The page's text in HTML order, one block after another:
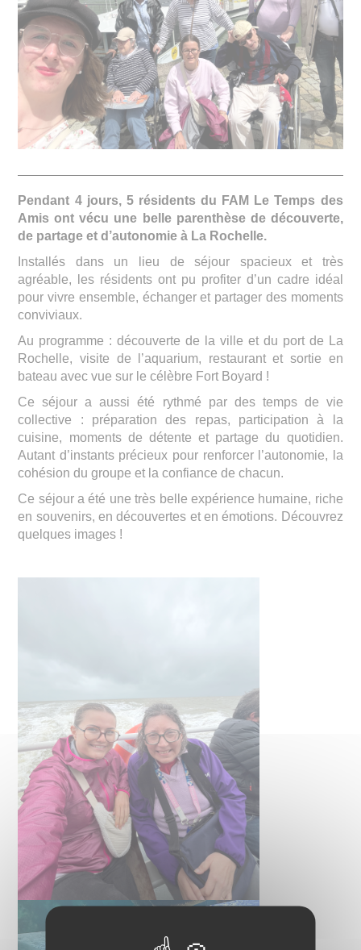
Pendant 4 jours, 5 résidents du FAM Le Temps des
Amis ont vécu une belle parenthèse de découverte,
de partage et d’autonomie à La Rochelle.
Installés dans un lieu de séjour spacieux et très
agréable, les résidents ont pu profiter d’un cadre idéal
pour vivre ensemble, échanger et partager des moments
conviviaux.
Au programme : découverte de la ville et du port de La
Rochelle, visite de l’aquarium, restaurant et sortie en
bateau avec vue sur le célèbre Fort Boyard !
Ce séjour a aussi été rythmé par des temps de vie
collective : préparation des repas, participation à la
cuisine, moments de détente et partage du quotidien.
Autant d’instants précieux pour renforcer l’autonomie, la
cohésion du groupe et la confiance de chacun.
Ce séjour a été une très belle expérience humaine, riche
en souvenirs, en découvertes et en émotions. Découvrez
quelques images !